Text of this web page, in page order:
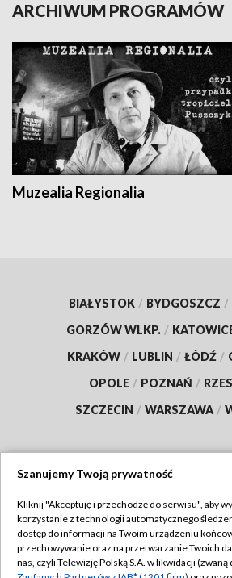
ARCHIWUM PROGRAMÓW
Muzealia Regionalia
BIAŁYSTOK / BYDGOSZCZ /
GORZÓW WLKP. /
KRAKÓW / LUBLIN / ŁÓDŹ /
OPOLE / POZNAŃ /
SZCZECIN / WARSZAWA /
TVP
Abonament TVP
Emisja w TVP
Regulamin TVP
Szanujemy Twoją prywatność
Kliknij "Akceptuję i przechodzę do serwisu", aby
korzystanie z technologii automatycznego
dostęp do informacji na Twoim urządzeniu
przechowywanie oraz na przetwarzanie Twoich
nas, czyli Telewizję Polską S.A. w likwidacji (zwaną